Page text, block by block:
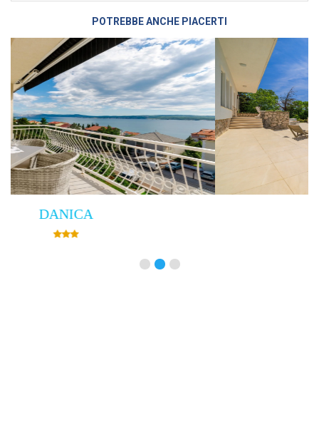
POTREBBE ANCHE PIACERTI